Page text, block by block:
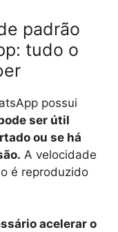
padrão
tudo o
possui
ser útil
ou se há
A velocidade
é reproduzido
acelerar o